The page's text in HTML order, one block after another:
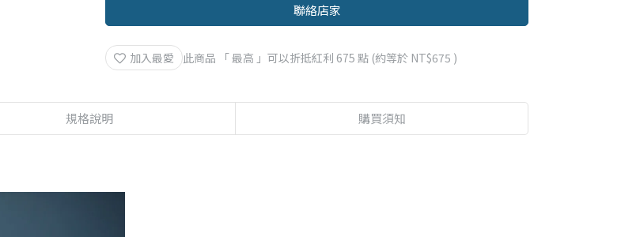
聯絡店家
加入最愛 此商品 「 最高 」可以折抵紅利 675 點 (約等於 NT$675 )
規格說明 購買須知